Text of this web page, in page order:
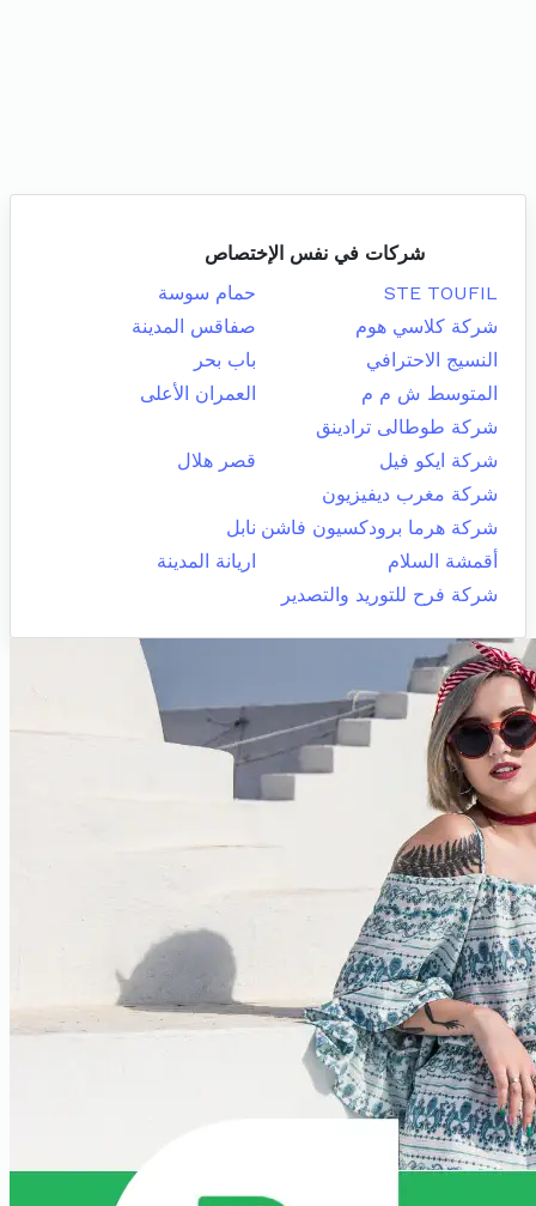
شركات في نفس الإختصاص
STE TOUFIL
حمام سوسة
شركة كلاسي هوم
صفاقس المدينة
النسيج الاحترافي
باب بحر
المتوسط ش م م
العمران الأعلى
شركة طوطالى ترادينق
شركة ايكو فيل
قصر هلال
شركة مغرب ديفيزيون
شركة هرما برودكسيون فاشن نابل
أقمشة السلام
اريانة المدينة
شركة فرح للتوريد والتصدير